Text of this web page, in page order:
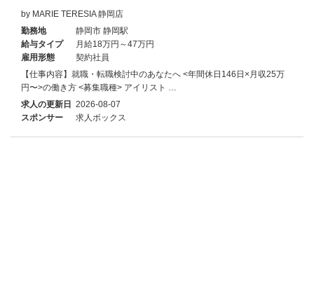
by MARIE TERESIA 静岡店
勤務地
静岡市 静岡駅
給与タイプ
月給18万円～47万円
雇用形態
契約社員
【仕事内容】就職・転職検討中のあなたへ <年間休日146日×月収25万
円〜>の働き方 <募集職種> アイリスト …
求人の更新日 2026-08-07
スポンサー
求人ボックス